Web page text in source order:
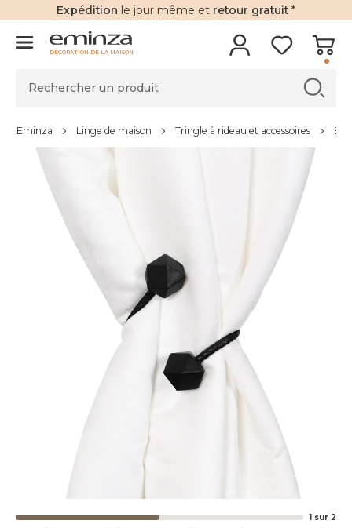
Expédition le jour même et retour gratuit *
DÉCORATION DE LA MAISON
Eminza Linge de maison Tringle à rideau et accessoires
1 sur 2